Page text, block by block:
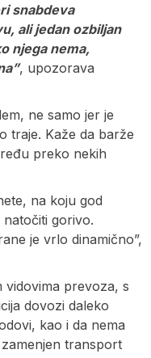
snabdeva
ali jedan ozbiljan
njega nema,
, upozorava
ne samo jer je
traje. Kaže da barže
preko nekih
na koju god
gorivo.
je vrlo dinamično”,
vidovima prevoza, s
dovozi daleko
kao i da nema
transport